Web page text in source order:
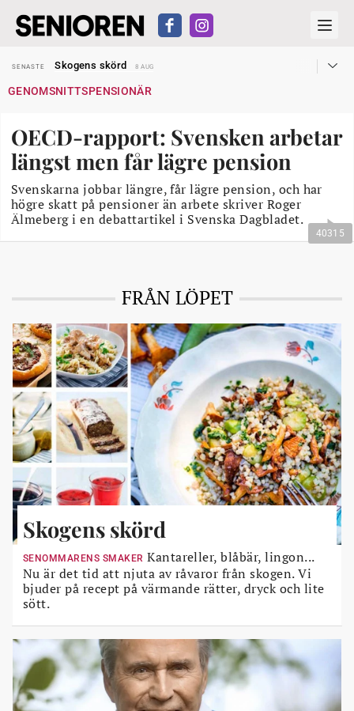
SENASTE
Skogens skörd
8 AUG
SENASTE
Reform för äldre kan bli slag i luften
SENASTE
Snart kan telefonförsäljning förbjudas i Sverige
29 JUL
SENASTE
Hyror rusar ifrån äldres bostadstillägg
28 JUL
SENASTE
Skogens skörd 8 AUG
GENOMSNITTSPENSIONÄR
OECD-rapport: Svensken arbetar
längst men får lägre pension
Svenskarna jobbar längre, får lägre pension, och har
högre skatt på pensioner än arbete skriver Roger
Älmeberg i en debattartikel i Svenska Dagbladet.
40315
FRÅN LÖPET
Skogens skörd
SENOMMARENS SMAKER Kantareller, blåbär, lingon...
Nu är det tid att njuta av råvaror från skogen. Vi
bjuder på recept på värmande rätter, dryck och lite
sött.